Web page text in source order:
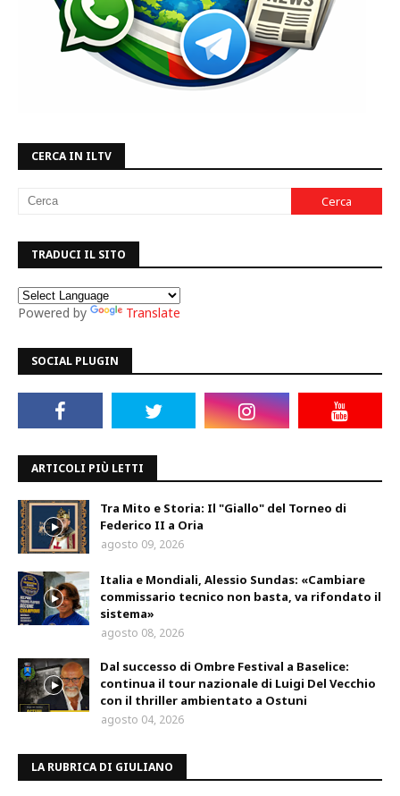
CERCA IN ILTV
TRADUCI IL SITO
Powered by Translate
SOCIAL PLUGIN
ARTICOLI PIÙ LETTI
Tra Mito e Storia: Il "Giallo" del Torneo di
Federico II a Oria
agosto 09, 2026
Italia e Mondiali, Alessio Sundas: «Cambiare
commissario tecnico non basta, va rifondato il
sistema»
agosto 08, 2026
Dal successo di Ombre Festival a Baselice:
continua il tour nazionale di Luigi Del Vecchio
con il thriller ambientato a Ostuni
agosto 04, 2026
LA RUBRICA DI GIULIANO